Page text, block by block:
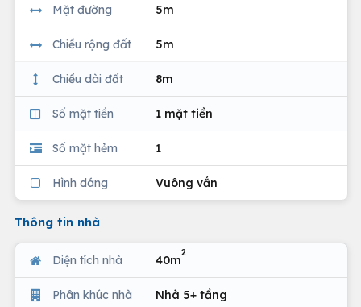
Mặt đường 5m
Chiều rộng đất 5m
Chiều dài đất 8m
Số mặt tiền 1 mặt tiền
Số mặt hẻm 1
Hình dáng Vuông vắn
Thông tin nhà
Diện tích nhà 40m
2
Phân khúc nhà Nhà 5+ tầng